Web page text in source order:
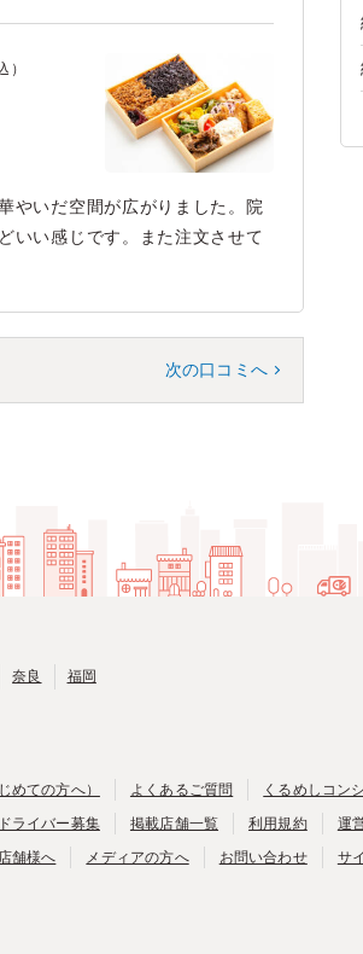
）
やいだ空間が広がりました。院
いい感じです。また注文させて
次の口コミへ
奈良 福岡
めての方へ） よくあるご質問 くるめしコン
ライバー募集 掲載店舗一覧 利用規約 運
舗様へ メディアの方へ お問い合わせ サ